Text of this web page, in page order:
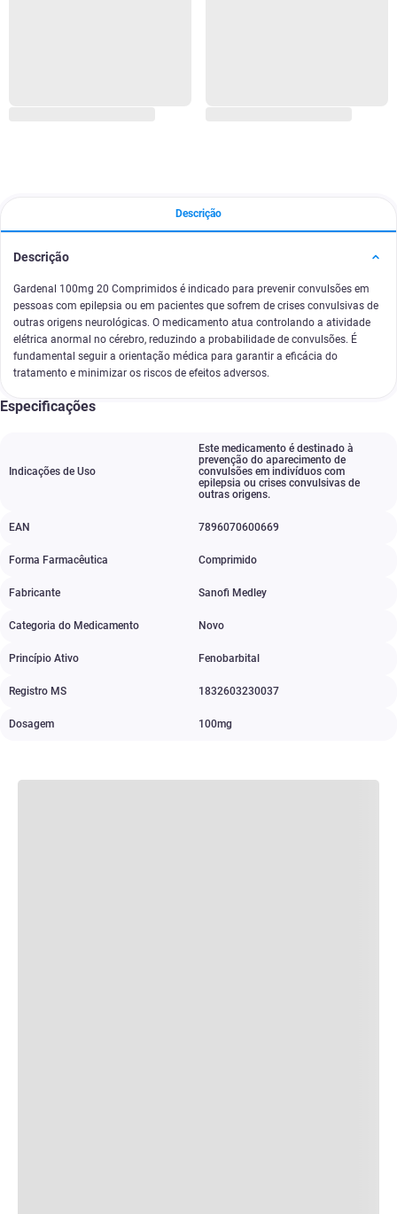
Descrição
Descrição
Gardenal 100mg 20 Comprimidos é indicado para prevenir convulsões em
pessoas com epilepsia ou em pacientes que sofrem de crises convulsivas de
outras origens neurológicas. O medicamento atua controlando a atividade
elétrica anormal no cérebro, reduzindo a probabilidade de convulsões. É
fundamental seguir a orientação médica para garantir a eficácia do
tratamento e minimizar os riscos de efeitos adversos.
Especificações
Indicações de Uso
Este medicamento é destinado à
prevenção do aparecimento de
convulsões em indivíduos com
epilepsia ou crises convulsivas de
outras origens.
EAN 7896070600669
Forma Farmacêutica Comprimido
Fabricante Sanofi Medley
Categoria do Medicamento Novo
Princípio Ativo Fenobarbital
Registro MS 1832603230037
Dosagem 100mg